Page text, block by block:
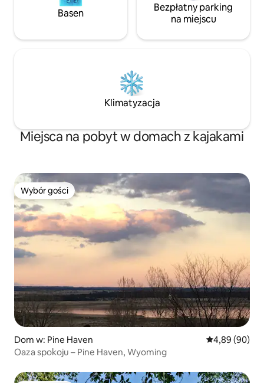
Basen
Bezpłatny parking
na miejscu
Klimatyzacja
Miejsca na pobyt w domach z kajakami
Wybór gości
Wybór gości
Dom w: Pine Haven Średnia
4,89 (90)
Oaza spokoju – Pine Haven, Wyoming